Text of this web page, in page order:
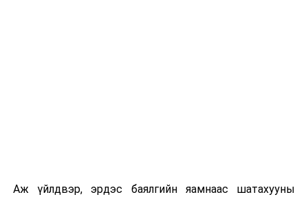
Аж үйлдвэр, эрдэс баялгийн яамнаас шатахууны